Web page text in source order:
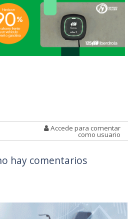
Accede para comentar
como usuario
hay comentarios